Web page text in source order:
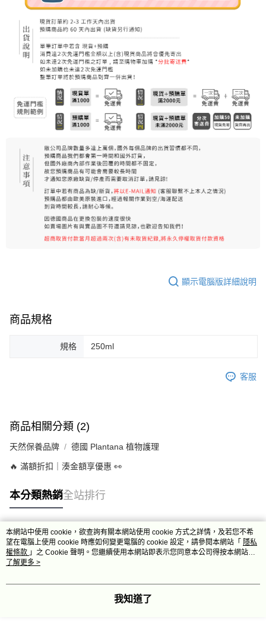
每筆NT$80，滿NT$999(含以上)免運費
7-11取貨付款
每筆NT$80，滿NT$999(含以上)免運費
7-11純取貨 (先付款
每筆NT$80，滿NT$999(含以上)免運費
每筆NT$100，滿NT$999(含以上)免運費
離島宅配（澎湖、金門、馬祖、小琉球）
每筆NT$250，滿NT$3,000(含以上)免運費
顯示電腦版詳細說明
商品規格
規格 250ml
客服
商品相關分類 (2)
天然保養品牌 德國 Plantana 植物護理
🔥 滿額折扣｜湊金額享優惠 👀
本分類熱銷全站排行
熱門標籤
本網站中使用 cookie，欲查詢有關本網站使用 cookie 方式之詳情，及若您不希
望在電腦上使用 cookie 時應如何變更電腦的 cookie 設定，請參閱本網站「 隱私
權條款 」之 Cookie 聲明。您繼續使用本網站即表示您同意本公司得按本網站使
用條款之 Cookie 聲明使用 cookie。
了解更多 >
我知道了